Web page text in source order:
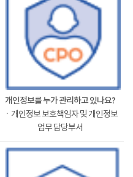
개인정보를 누가 관리하고 있나요?
ㆍ개인정보 보호책임자 및 개인정보
업무 담당부서